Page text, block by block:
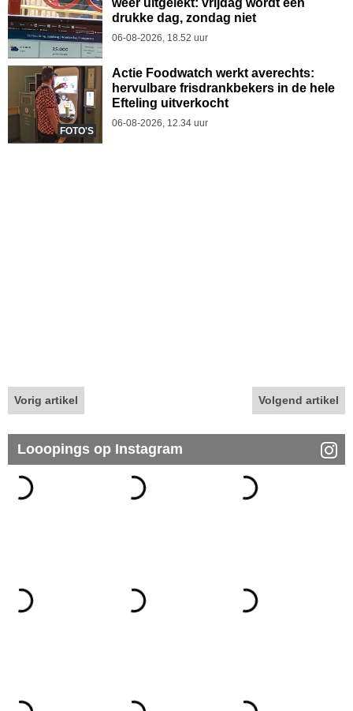
weer uitgelekt: vrijdag wordt een
drukke dag, zondag niet
06-08-2026, 18.52 uur
FOTO'S
Actie Foodwatch werkt averechts:
hervulbare frisdrankbekers in de hele
Efteling uitverkocht
06-08-2026, 12.34 uur
Vorig artikel Volgend artikel
Looopings op Instagram